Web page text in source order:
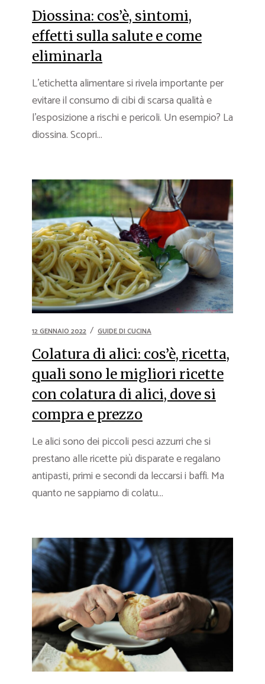
Diossina: cos’è, sintomi,
effetti sulla salute e come
eliminarla
L’etichetta alimentare si rivela importante per
evitare il consumo di cibi di scarsa qualità e
l’esposizione a rischi e pericoli. Un esempio? La
diossina. Scopri...
12 GENNAIO 2022 GUIDE DI CUCINA
Colatura di alici: cos’è, ricetta,
quali sono le migliori ricette
con colatura di alici, dove si
compra e prezzo
Le alici sono dei piccoli pesci azzurri che si
prestano alle ricette più disparate e regalano
antipasti, primi e secondi da leccarsi i baffi. Ma
quanto ne sappiamo di colatu...